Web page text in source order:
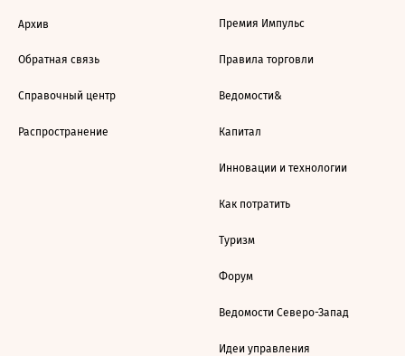
Архив
Обратная связь
Справочный центр
Распространение
Премия Импульс
Правила торговли
Ведомости&
Капитал
Инновации и технологии
Как потратить
Туризм
Форум
Ведомости Северо-Запад
Идеи управления